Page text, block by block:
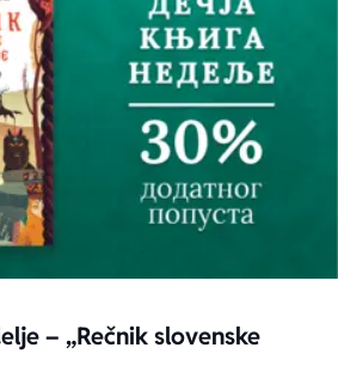
– „Rečnik slovenske